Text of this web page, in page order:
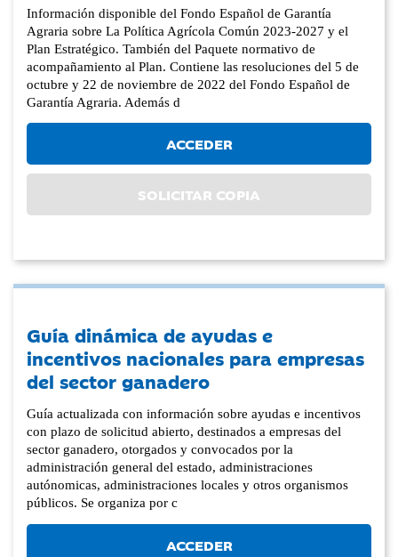
Información disponible del Fondo Español de Garantía
Agraria sobre La Política Agrícola Común 2023-2027 y el
Plan Estratégico. También del Paquete normativo de
acompañamiento al Plan. Contiene las resoluciones del 5 de
octubre y 22 de noviembre de 2022 del Fondo Español de
Garantía Agraria. Además d
ACCEDER
SOLICITAR COPIA
Guía dinámica de ayudas e
incentivos nacionales para empresas
del sector ganadero
Guía actualizada con información sobre ayudas e incentivos
con plazo de solicitud abierto, destinados a empresas del
sector ganadero, otorgados y convocados por la
administración general del estado, administraciones
autónomicas, administraciones locales y otros organismos
públicos. Se organiza por c
ACCEDER